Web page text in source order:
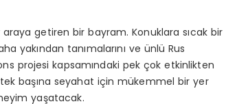
getiren bir bayram. Konuklara sıcak bir
yakından tanımalarını ve ünlü Rus
projesi kapsamındaki pek çok etkinlikten
başına seyahat için mükemmel bir yer
yaşatacak.